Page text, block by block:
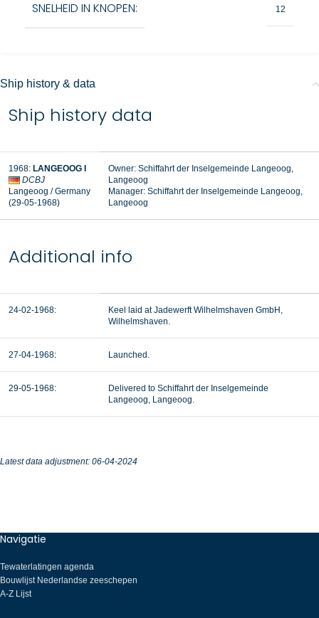
SNELHEID IN KNOPEN: 12
Ship history & data
Ship history data
1968: LANGEOOG I
DCBJ
Langeoog / Germany
(29-05-1968)
Owner: Schiffahrt der Inselgemeinde Langeoog,
Langeoog
Manager: Schiffahrt der Inselgemeinde Langeoog,
Langeoog
Additional info
24-02-1968: Keel laid atJadewerft Wilhelmshaven GmbH,
Wilhelmshaven.
27-04-1968: Launched.
29-05-1968:
Delivered to Schiffahrt der Inselgemeinde
Langeoog, Langeoog.
Latest data adjustment: 06-04-2024
Navigatie
Tewaterlatingen agenda
Bouwlijst Nederlandse zeeschepen
A-Z Lijst